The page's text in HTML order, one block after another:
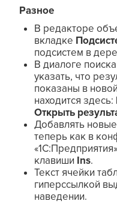
Разное
В редакторе
вкладке
подсистем в
В диалоге
указать, что
показаны в
находится здесь:
Открыть
Добавлять
теперь как в
клавиши Ins.
Текст ячейки
гиперссылкой
наведении.